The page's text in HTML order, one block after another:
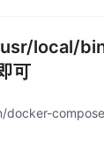
local/
可